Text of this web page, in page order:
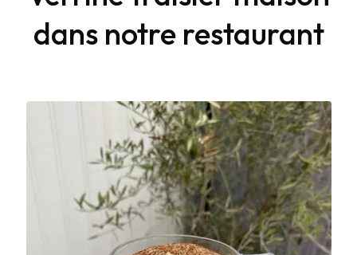
dans notre restaurant